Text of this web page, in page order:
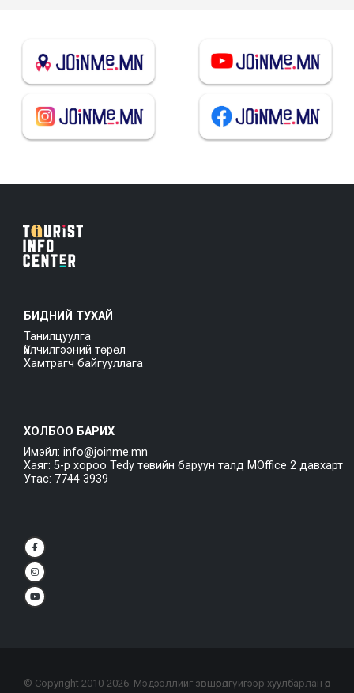
БИДНИЙ ТУХАЙ
Танилцуулга
Үйлчилгээний төрөл
Хамтрагч байгууллага
ХОЛБОО БАРИХ
Имэйл: info@joinme.mn
Хаяг: 5-р хороо Tedy төвийн баруун талд MOffice 2 давхарт
Утас: 7744 3939
© Copyright 2010-2026. Мэдээллийг зөвшөөрөлгүйгээр хуулбарлан өөр